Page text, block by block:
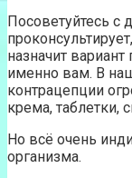
Посоветуйтесь с
назначит
именно вам. В
контрацепции
крема, таблетки,
Но всё очень
организма.